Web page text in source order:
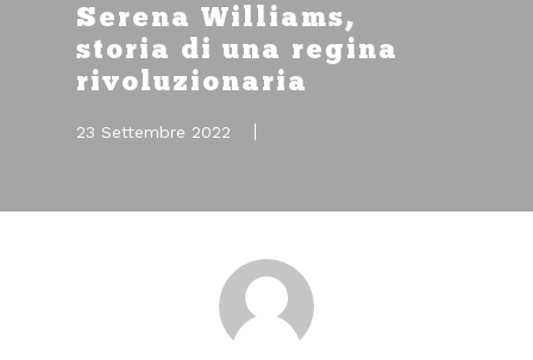
Serena Williams,
storia di una regina
rivoluzionaria
23 Settembre 2022